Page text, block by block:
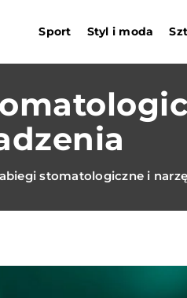
Sport Styl i moda
stomatologiczne i